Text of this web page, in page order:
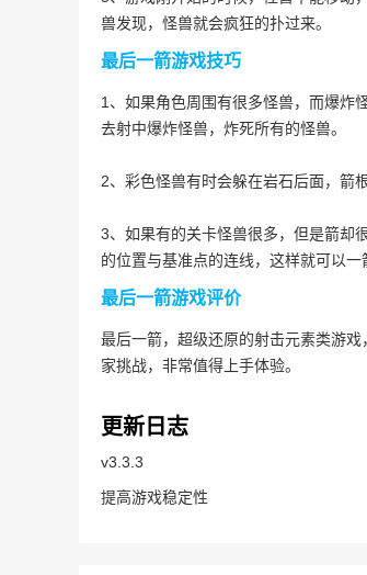
兽发现，怪兽就会疯狂的扑过来。
最后一箭游戏技巧
1、如果角色周围有很多怪兽，而爆炸
去射中爆炸怪兽，炸死所有的怪兽。
2、彩色怪兽有时会躲在岩石后面，箭
3、如果有的关卡怪兽很多，但是箭却
的位置与基准点的连线，这样就可以一
最后一箭游戏评价
最后一箭，超级还原的射击元素类游
家挑战，非常值得上手体验。
更新日志
v3.3.3
提高游戏稳定性